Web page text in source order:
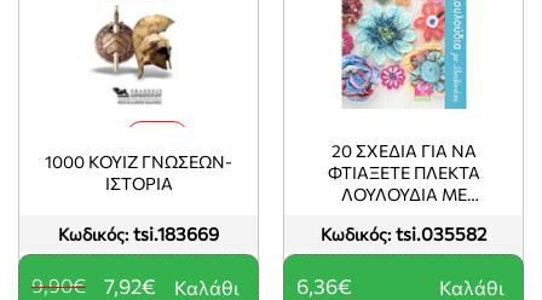
Κωδικός: tsi.183669
1000 ΚΟΥΙΖ ΓΝΩΣΕΩΝ-
ΙΣΤΟΡΙΑ
7,92€
9,90€ Καλάθι
Κωδικός: tsi.035582
20 ΣΧΕΔΙΑ ΓΙΑ ΝΑ
ΦΤΙΑΞΕΤΕ ΠΛΕΚΤΑ
ΛΟΥΛΟΥΔΙΑ ΜΕ
6,36€ Καλάθι